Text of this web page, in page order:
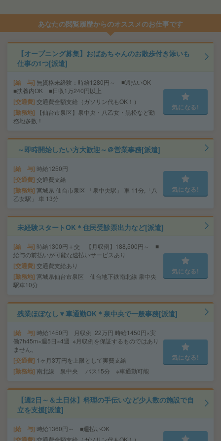
あなたの閲覧履歴からのオススメのお仕事です
【オープニング募集】おばあちゃんのお散歩付き添いも
仕事の1つ[派遣]
給 与 無資格未経験：時給1280円～ ■週払いOK
■扶養内OK ■日収1万240円以上
交通費 交通費全額支給（ガソリン代もOK！）
勤務地
【仙台市泉区】泉中央・八乙女・黒松など勤
務地多数！
気になる!
～即時開始したい方大歓迎～＠営業事務[派遣]
給 与 時給1250円
交通費 交通費支給
勤務地 宮城県 仙台市泉区 「泉中央駅」 車 11分,「八
乙女駅」 車 13分
気になる!
未経験スタートOK＊住民受診票出力など[派遣]
給 与 時給1300円＋交 【月収例】188,500円～ ■
給与の前払いが可能な速払いサービスあり
交通費 交通費支給あり
勤務地 宮城県仙台市泉区 仙台地下鉄南北線 泉中央
駅車10分
気になる!
残業ほぼなし▼車通勤OK＊泉中央で一般事務[派遣]
給 与 時給1450円 月収例 22万円 時給1450円×実
働7h45m×週5日×4週 ※月収例を保証するものではあり
ません。
交通費 1ヶ月3万円を上限として実費支給
勤務地 南北線 泉中央 バス15分 ※車通勤可能
気になる!
【週2日～＆土日休】料理の手伝いなど少人数の施設で自
立を支援[派遣]
給 与 時給1360円～ ■週払いOK
交通費全額支給（ガソリン代もOK！）